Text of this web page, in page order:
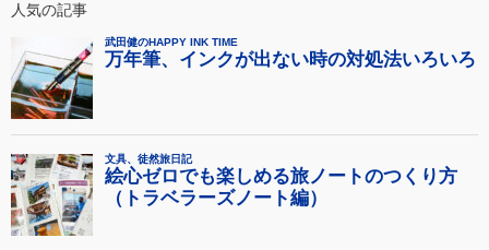
人気の記事